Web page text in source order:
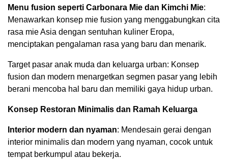
Menu fusion seperti Carbonara Mie dan Kimchi Mie:
Menawarkan konsep mie fusion yang menggabungkan cita
rasa mie Asia dengan sentuhan kuliner Eropa,
menciptakan pengalaman rasa yang baru dan menarik.
Target pasar anak muda dan keluarga urban: Konsep
fusion dan modern menargetkan segmen pasar yang lebih
berani mencoba hal baru dan memiliki gaya hidup urban.
Konsep Restoran Minimalis dan Ramah Keluarga
Interior modern dan nyaman: Mendesain gerai dengan
interior minimalis dan modern yang nyaman, cocok untuk
tempat berkumpul atau bekerja.